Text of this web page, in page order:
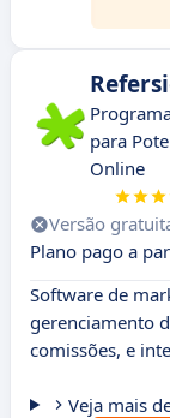
para
Online
Versão
Plano pago a
Software de
gerenciamento
comissões, e
Veja mais